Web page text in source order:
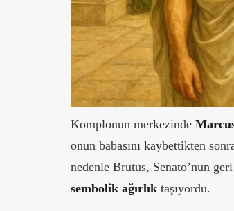
Komplonun merkezinde
onun babasını kaybettikten
nedenle Brutus, Senato’nun
sembolik ağırlık taşıyordu.